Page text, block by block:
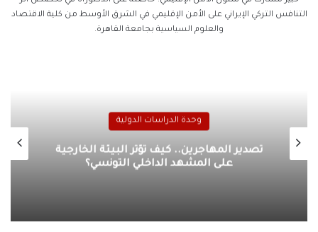
التنافس التركي الإيراني على الأمن الإقليمي في الشرق الأوسط من كلية الاقتصاد
والعلوم السياسية بجامعة القاهرة.
وحدة الدراسات الدولية
تصدير المهاجرين.. كيف تؤثر البيئة الخارجية
على المشهد الداخلي التونسي؟